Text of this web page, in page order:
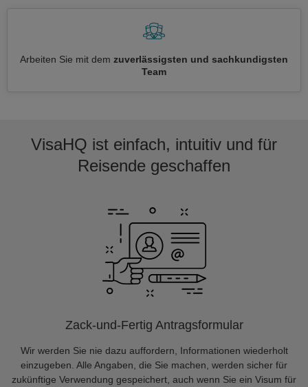
Arbeiten Sie mit dem zuverlässigsten und sachkundigsten
Team
VisaHQ ist einfach, intuitiv und für
Reisende geschaffen
Zack-und-Fertig Antragsformular
Wir werden Sie nie dazu auffordern, Informationen wiederholt
einzugeben. Alle Angaben, die Sie machen, werden sicher für
zukünftige Verwendung gespeichert, auch wenn Sie ein Visum für